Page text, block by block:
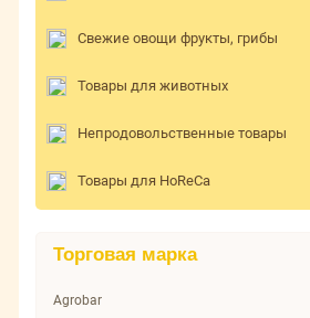
Свежие овощи фрукты, грибы
Товары для животных
Непродовольственные товары
Товары для HoReCa
Торговая марка
Agrobar